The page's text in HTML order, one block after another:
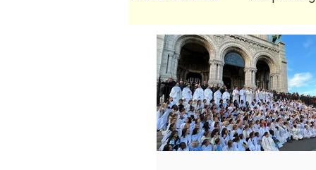
Célébrations Vie de
Activité adultes